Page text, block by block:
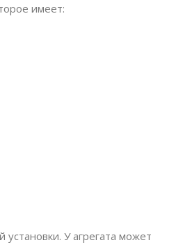
имеет:
У агрегата может